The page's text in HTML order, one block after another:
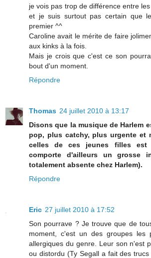
je vois pas trop de différence entre
et je suis surtout pas certain que
premier ^^
Caroline avait le mérite de faire
aux kinks à la fois.
Mais je crois que c'est ce son
bout d'un moment.
Répondre
Thomas 24 juillet 2010 à 13:17
Disons que la musique de Harlem
pop, plus catchy, plus urgente et
celles de ces jeunes filles est
comporte d'ailleurs un grosse
totalement absente chez Harlem).
Répondre
Eric 27 juillet 2010 à 17:52
Son pourrave ? Je trouve que de
moment, c'est un des groupes les
allergiques du genre. Leur son n'est
ou distordu (Ty Segall a fait des